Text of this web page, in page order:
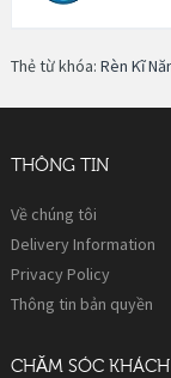
Thẻ từ khóa: Rèn Kĩ
THÔNG TIN
Về chúng tôi
Delivery Information
Privacy Policy
Thông tin bản quyền
CHĂM SÓC